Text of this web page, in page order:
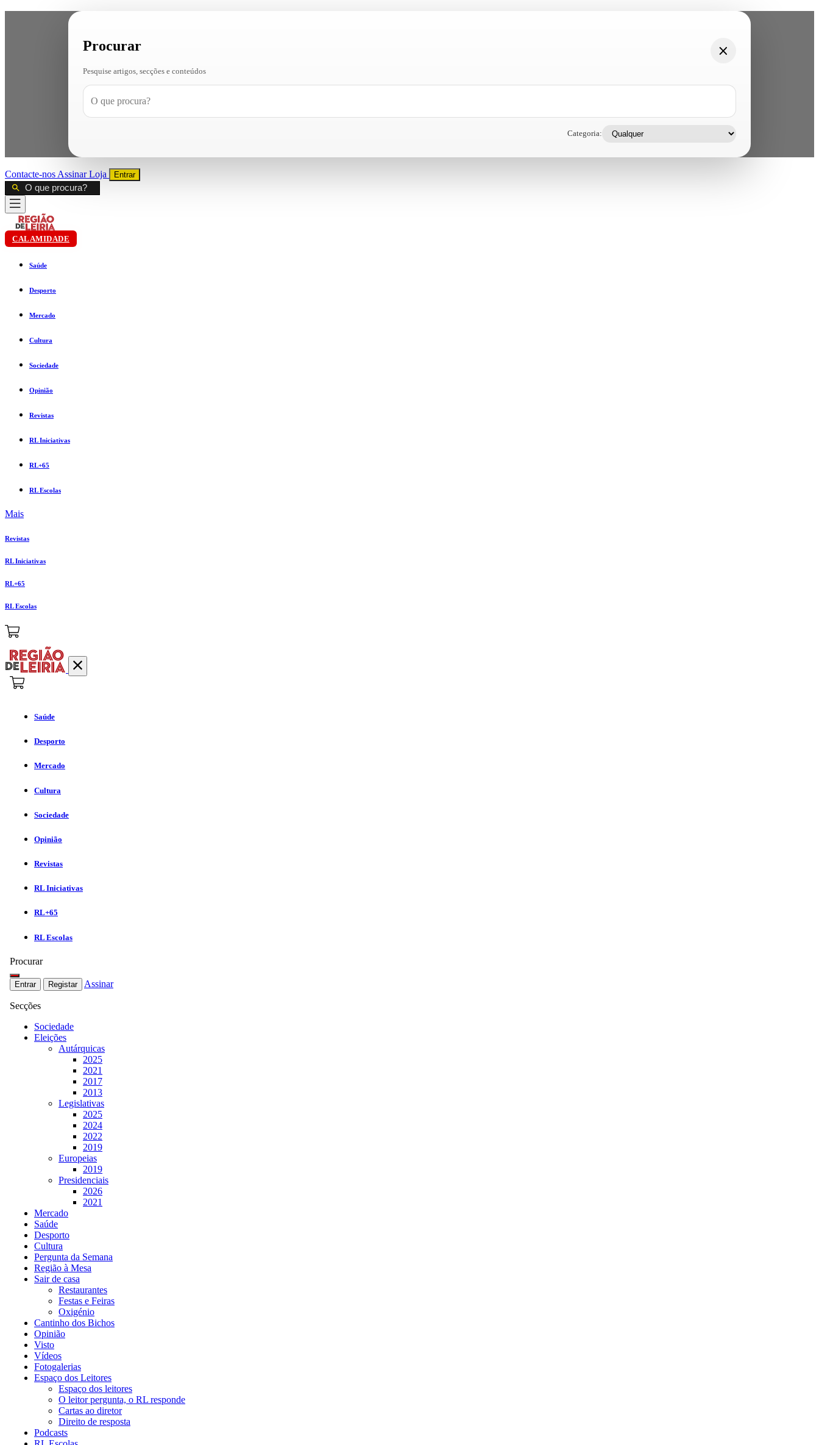
Procurar
Pesquise artigos, secções e conteúdos
Categoria:
Contacte-nos AssinarLoja Entrar
CALAMIDADE
Saúde
Desporto
Mercado
Cultura
Sociedade
Opinião
Revistas
RL Iniciativas
RL+65
RL Escolas
Mais
Revistas
RL Iniciativas
RL+65
RL Escolas
Saúde
Desporto
Mercado
Cultura
Sociedade
Opinião
Revistas
RL Iniciativas
RL+65
RL Escolas
Procurar
Entrar Registar Assinar
Secções
Sociedade
Eleições
Autárquicas
2025
2021
2017
2013
Legislativas
2025
2024
2022
2019
Europeias
2019
Presidenciais
2026
2021
Mercado
Saúde
Desporto
Cultura
Pergunta da Semana
Região à Mesa
Sair de casa
Restaurantes
Festas e Feiras
Oxigénio
Cantinho dos Bichos
Opinião
Visto
Vídeos
Fotogalerias
Espaço dos Leitores
Espaço dos leitores
O leitor pergunta, o RL responde
Cartas ao diretor
Direito de resposta
Podcasts